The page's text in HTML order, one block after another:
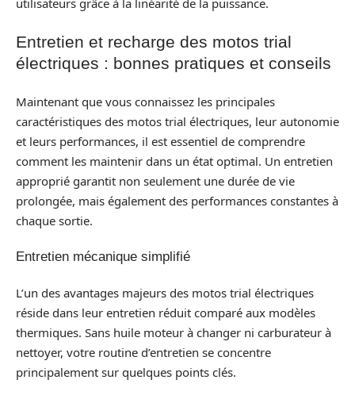
Entretien et recharge des motos trial
électriques : bonnes pratiques et conseils
Maintenant que vous connaissez les principales
caractéristiques des motos trial électriques, leur autonomie
et leurs performances, il est essentiel de comprendre
comment les maintenir dans un état optimal. Un entretien
approprié garantit non seulement une durée de vie
prolongée, mais également des performances constantes à
chaque sortie.
Entretien mécanique simplifié
L’un des avantages majeurs des motos trial électriques
réside dans leur entretien réduit comparé aux modèles
thermiques. Sans huile moteur à changer ni carburateur à
nettoyer, votre routine d’entretien se concentre
principalement sur quelques points clés.